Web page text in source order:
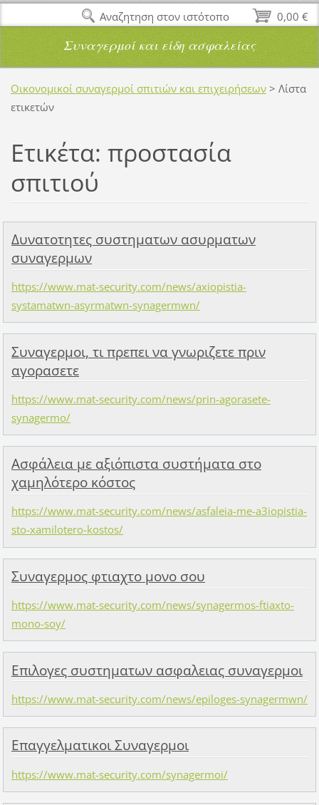
Συναγερμοί και είδη ασφαλείας
Οικονομικοί συναγερμοί σπιτιών και επιχειρήσεων > Λίστα
ετικετών
Ετικέτα: προστασία
σπιτιού
Δυνατοτητες συστηματων ασυρματων
συναγερμων
https://www.mat-security.com/news/axiopistia-
systamatwn-asyrmatwn-synagermwn/
Συναγερμοι, τι πρεπει να γνωριζετε πριν
αγορασετε
https://www.mat-security.com/news/prin-agorasete-
synagermo/
Ασφάλεια με αξιόπιστα συστήματα στο
χαμηλότερο κόστος
https://www.mat-security.com/news/asfaleia-me-a3iopistia-
sto-xamilotero-kostos/
Συναγερμος φτιαχτο μονο σου
https://www.mat-security.com/news/synagermos-ftiaxto-
mono-soy/
Επιλογες συστηματων ασφαλειας συναγερμοι
https://www.mat-security.com/news/epiloges-synagermwn/
Επαγγελματικοι Συναγερμοι
https://www.mat-security.com/synagermoi/
0,00 €
Αναζητηση στον ιστότοπο